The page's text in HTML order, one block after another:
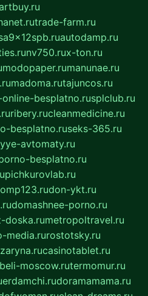
trade-farm.ru
autodamp.ru
nv750.rux-ton.ru
modopaper.rumanunae.ru
madoma.rutajuncos.ru
besplatno.rusplclub.ru
ribery.rucleanmedicine.ru
besplatno.ruseks-365.ru
avtomaty.ru
besplatno.ru
pichkurovlab.ru
don-ykt.ru
domashnee-porno.ru
doska.rumetropoltravel.ru
media.rurostotsky.ru
zaryna.rucasinotablet.ru
moscow.rutermomur.ru
erdamchi.rudoramamama.ru